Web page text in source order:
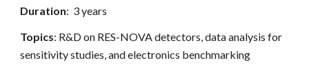
Duration: 3 years
Topics: R&D on RES-NOVA detectors, data analysis for
sensitivity studies, and electronics benchmarking